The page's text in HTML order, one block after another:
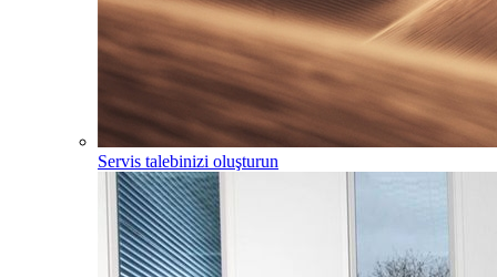
Servis talebinizi oluşturun